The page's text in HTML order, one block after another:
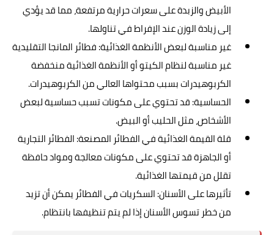
الأبيض والزبدة على سعرات حرارية مرتفعة، مما قد يؤدي
إلى زيادة الوزن عند الإفراط في تناولها.
غير مناسبة لبعض الأنظمة الغذائية: فطائر المانجا التقليدية
غير مناسبة لنظام الكيتو أو الأنظمة الغذائية منخفضة
الكربوهيدرات بسبب محتواها العالي من الكربوهيدرات.
الحساسية: قد تحتوي على مكونات تسبب حساسية لبعض
الأشخاص، مثل الحليب أو البيض.
قلة القيمة الغذائية في الفطائر المصنعة: الفطائر التجارية
أو الجاهزة قد تحتوي على مكونات معالجة ومواد حافظة
تقلل من قيمتها الغذائية.
تأثيرها على الأسنان: السكريات في الفطائر يمكن أن تزيد
من خطر تسوس الأسنان إذا لم يتم تنظيفها بانتظام.